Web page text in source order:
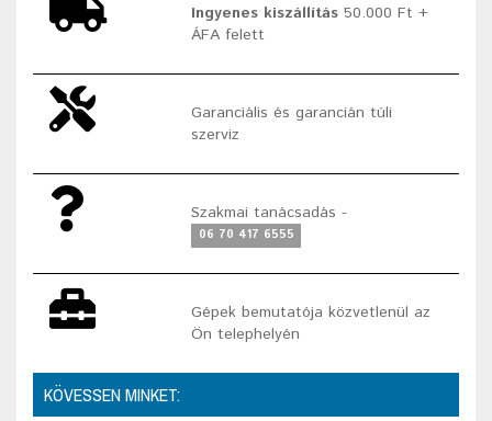
Ingyenes kiszállítás 50.000 Ft +
ÁFA felett
Garanciális és garancián túli
szerviz
Szakmai tanácsadás -
06 70 417 6555
Gépek bemutatója közvetlenül az
Ön telephelyén
KÖVESSEN MINKET: